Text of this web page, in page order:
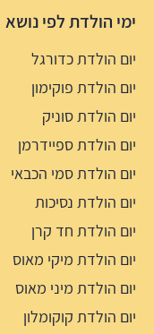
ימי הולדת לפי נושא
יום הולדת כדורגל
יום הולדת פוקימון
יום הולדת סוניק
יום הולדת ספיידרמן
יום הולדת סמי הכבאי
יום הולדת נסיכות
יום הולדת חד קרן
יום הולדת מיקי מאוס
יום הולדת מיני מאוס
יום הולדת קוקומלון